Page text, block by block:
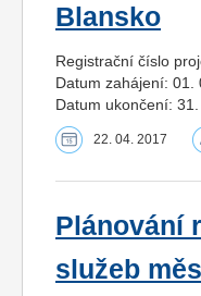
Blansko
Registrační číslo
Datum zahájení: 01.
Datum ukončení:
22. 04. 2017
Plánování
služeb